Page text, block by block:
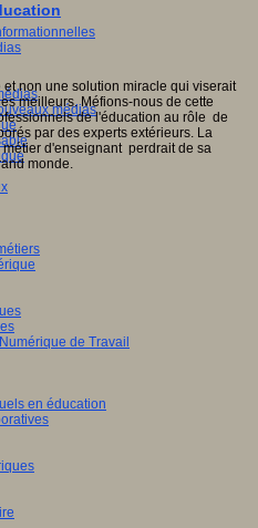
médias
de Travail
en éducation
non une solution miracle qui viserait
meilleurs. Méfions-nous de cette
de l'éducation au rôle de
par des experts extérieurs. La
d'enseignant perdrait de sa
monde.